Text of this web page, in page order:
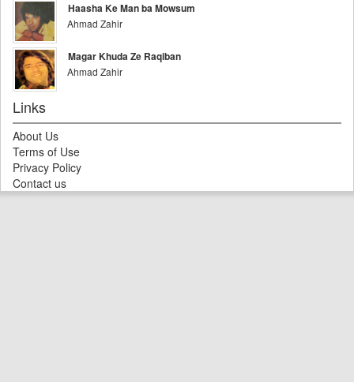
Haasha Ke Man ba Mowsum
Ahmad Zahir
Magar Khuda Ze Raqiban
Ahmad Zahir
Links
About Us
Terms of Use
Privacy Policy
Contact us